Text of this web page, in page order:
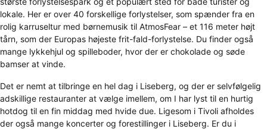
lokale. Her er over 40 forskellige forlystelser, som spænder fra en
rolig karruseltur med børnemusik til AtmosFear – et 116 meter højt
tårn, som der Europas højeste frit-fald-forlystelse. Du finder også
mange lykkehjul og spilleboder, hvor der er chokolade og søde
bamser at vinde.
Det er nemt at tilbringe en hel dag i Liseberg, og der er selvfølgelig
adskillige restauranter at vælge imellem, om I har lyst til en hurtig
hotdog til en fin middag med hvide due. Ligesom i Tivoli afholdes
der også mange koncerter og forestillinger i Liseberg. Er du i